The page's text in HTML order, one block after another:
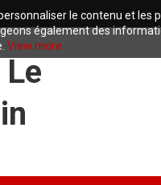
le contenu et
également des
View more